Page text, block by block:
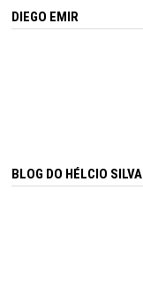
DIEGO EMIR
BLOG DO HÉLCIO SILVA